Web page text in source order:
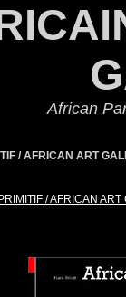
African
/ AFRICAN ART
/ AFRICAN ART